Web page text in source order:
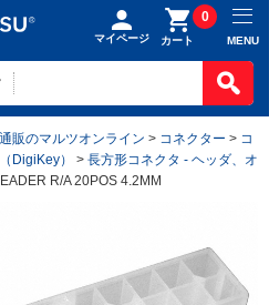
マイページ カート
0
MENU
販のマルツオンライン > コネクター > コ
DigiKey）
> 長方形コネクタ - ヘッダ、オ
R/A 20POS 4.2MM